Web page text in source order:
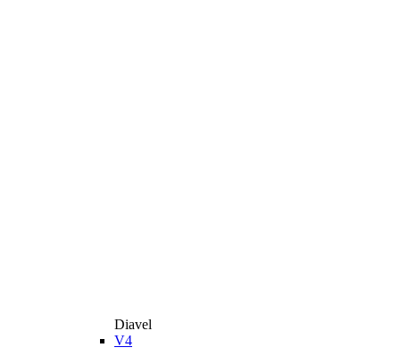
Diavel
V4